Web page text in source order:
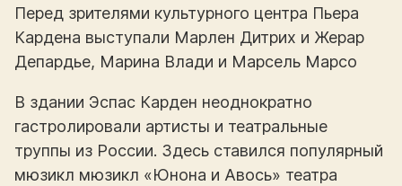
Перед зрителями культурного центра Пьера
Кардена выступали Марлен Дитрих и Жерар
Депардье, Марина Влади и Марсель Марсо
В здании Эспас Карден неоднократно
гастролировали артисты и театральные
труппы из России. Здесь ставился популярный
мюзикл мюзикл «Юнона и Авось» театра